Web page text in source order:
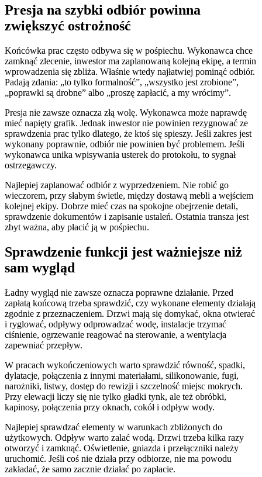
Presja na szybki odbiór powinna
zwiększyć ostrożność
Końcówka prac często odbywa się w pośpiechu. Wykonawca chce
zamknąć zlecenie, inwestor ma zaplanowaną kolejną ekipę, a termin
wprowadzenia się zbliża. Właśnie wtedy najłatwiej pominąć odbiór.
Padają zdania: „to tylko formalność”, „wszystko jest zrobione”,
„poprawki są drobne” albo „proszę zapłacić, a my wrócimy”.
Presja nie zawsze oznacza złą wolę. Wykonawca może naprawdę
mieć napięty grafik. Jednak inwestor nie powinien rezygnować ze
sprawdzenia prac tylko dlatego, że ktoś się spieszy. Jeśli zakres jest
wykonany poprawnie, odbiór nie powinien być problemem. Jeśli
wykonawca unika wpisywania usterek do protokołu, to sygnał
ostrzegawczy.
Najlepiej zaplanować odbiór z wyprzedzeniem. Nie robić go
wieczorem, przy słabym świetle, między dostawą mebli a wejściem
kolejnej ekipy. Dobrze mieć czas na spokojne obejrzenie detali,
sprawdzenie dokumentów i zapisanie ustaleń. Ostatnia transza jest
zbyt ważna, aby płacić ją w pośpiechu.
Sprawdzenie funkcji jest ważniejsze niż
sam wygląd
Ładny wygląd nie zawsze oznacza poprawne działanie. Przed
zapłatą końcową trzeba sprawdzić, czy wykonane elementy działają
zgodnie z przeznaczeniem. Drzwi mają się domykać, okna otwierać
i ryglować, odpływy odprowadzać wodę, instalacje trzymać
ciśnienie, ogrzewanie reagować na sterowanie, a wentylacja
zapewniać przepływ.
W pracach wykończeniowych warto sprawdzić równość, spadki,
dylatacje, połączenia z innymi materiałami, silikonowanie, fugi,
narożniki, listwy, dostęp do rewizji i szczelność miejsc mokrych.
Przy elewacji liczy się nie tylko gładki tynk, ale też obróbki,
kapinosy, połączenia przy oknach, cokół i odpływ wody.
Najlepiej sprawdzać elementy w warunkach zbliżonych do
użytkowych. Odpływ warto zalać wodą. Drzwi trzeba kilka razy
otworzyć i zamknąć. Oświetlenie, gniazda i przełączniki należy
uruchomić. Jeśli coś nie działa przy odbiorze, nie ma powodu
zakładać, że samo zacznie działać po zapłacie.